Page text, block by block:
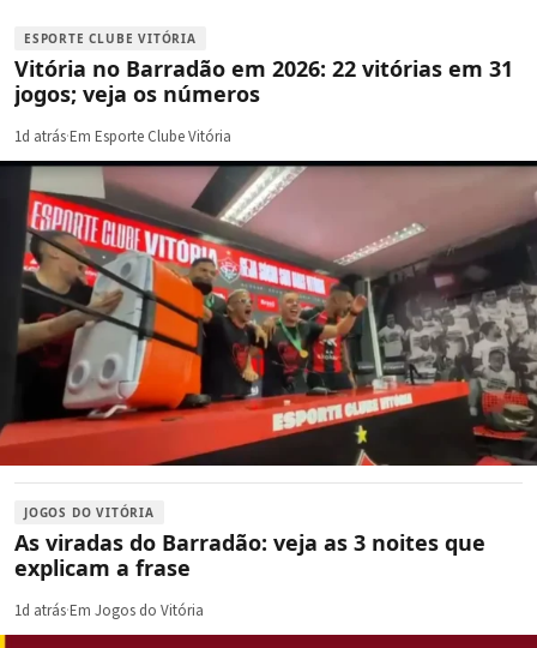
ESPORTE CLUBE VITÓRIA
Vitória no Barradão em 2026: 22 vitórias em 31
jogos; veja os números
1d atrás·Em Esporte Clube Vitória
JOGOS DO VITÓRIA
As viradas do Barradão: veja as 3 noites que
explicam a frase
1d atrás·Em Jogos do Vitória